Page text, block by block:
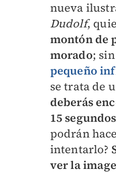
nueva
Dudolf,
montón de
morado;
pequeño
se trata de
deberás
15 segundos
podrán
intentarlo?
ver la